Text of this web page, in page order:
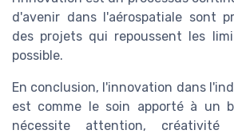
d'avenir dans l'aérospatiale sont
des projets qui repoussent les
possible.
En conclusion, l'innovation dans
est comme le soin apporté à un
nécessite attention,